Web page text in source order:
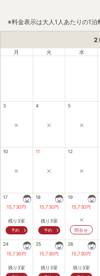
※料金表示は大人1人あたりの1泊
月 火 水
3
×
4
×
5
×
10
×
11
×
12
×
17
15,730円
残り3室
予約
18
15,730円
残り3室
予約
19
15,730円
×
問合せ
24
15,730円
残り3室
25
15,730円
残り3室
26
15,730円
残り3室